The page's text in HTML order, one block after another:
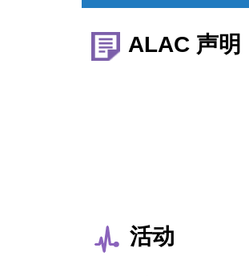
ALAC 声明
活动